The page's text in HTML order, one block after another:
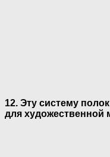
12. Эту систему
для художественной